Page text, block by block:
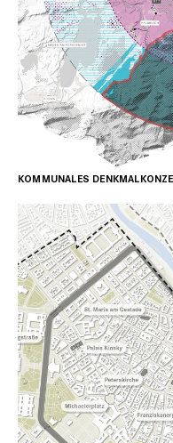
KOMMUNALES